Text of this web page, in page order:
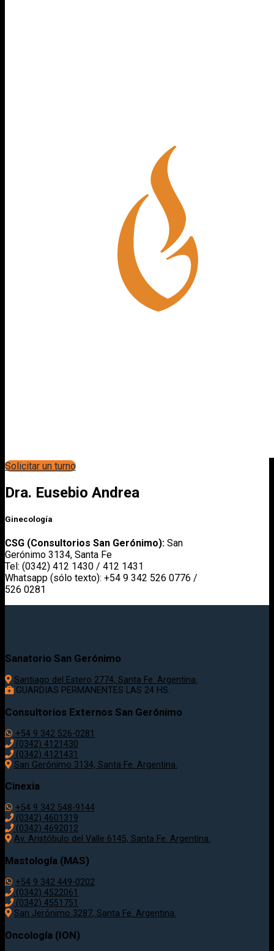
Solicitar un turno
Dra. Eusebio Andrea
Ginecología
CSG (Consultorios San Gerónimo): San
Gerónimo 3134, Santa Fe
Tel: (0342) 412 1430 / 412 1431
Whatsapp (sólo texto): +54 9 342 526 0776 /
526 0281
Sanatorio San Gerónimo
Santiago del Estero 2774, Santa Fe. Argentina.
GUARDIAS PERMANENTES LAS 24 HS.
Consultorios Externos San Gerónimo
+54 9 342 526-0281
(0342) 4121430
(0342) 4121431
San Gerónimo 3134, Santa Fe. Argentina.
Cinexia
+54 9 342 548-9144
(0342) 4601319
(0342) 4692012
Av. Aristóbulo del Valle 6145, Santa Fe. Argentina.
Mastología (MAS)
+54 9 342 449-0202
(0342) 4522061
(0342) 4551751
San Jerónimo 3287, Santa Fe. Argentina.
Oncología (ION)